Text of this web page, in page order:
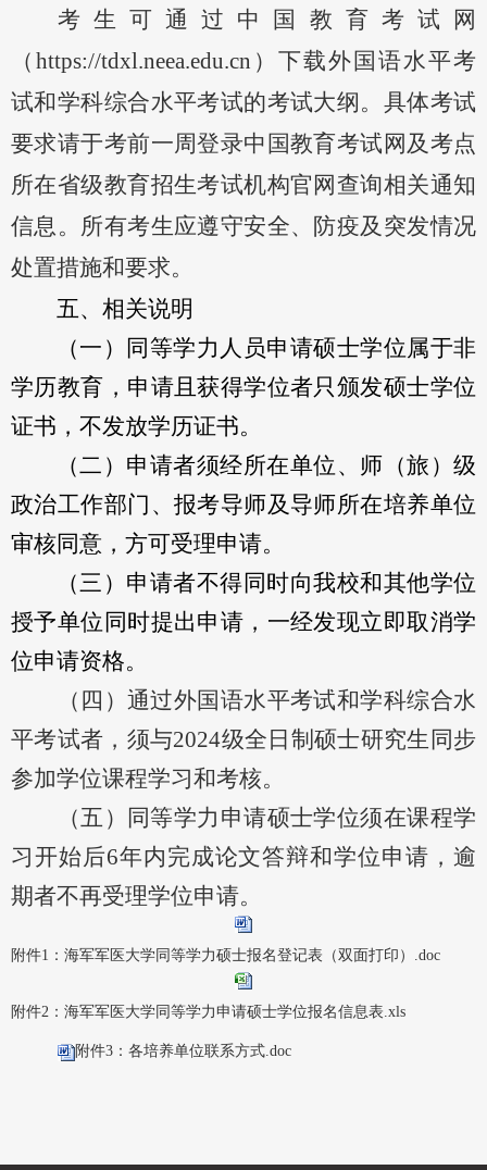
考生可通过中国教育考试网
（ https://tdxl.neea.edu.cn）下载外国语水平考
试和学科综合水平考试的考试大纲。 具体考试
要求请于考前一周登录中国教育考试网及考点
所在省级教育招生考试机构官网查询相关通知
信息。所有考生应遵守安全、防疫及突发情况
处置措施和要求。
五、相关说明
（一）同等学力人员申请硕士学位属于非
学历教育，申请且获得学位者只颁发硕士学位
证书，不发放学历证书。
（二）申请者须经所在单位、师（旅）级
政治工作部门、报考导师及导师所在培养单位
审核同意，方可受理申请。
（三）申请者不得同时向我校和其他学位
授予单位同时提出申请，一经发现立即取消学
位申请资格。
（四）通过外国语水平考试和学科综合水
平考试者，须与2024级全日制硕士研究生同步
参加学位课程学习和考核。
（五）同等学力申请硕士学位须在课程学
习开始后6年内完成论文答辩和学位申请，逾
期者不再受理学位申请。
附件1：海军军医大学同等学力硕士报名登记表（双面打印）.doc
附件2：海军军医大学同等学力申请硕士学位报名信息表.xls
附件3：各培养单位联系方式.doc